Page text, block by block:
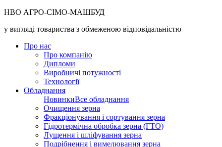
НВО АГРО-СІМО-МАШБУД
у вигляді товариства з обмеженою відповідальністю
Про нас
Про компанію
Дипломи
Виробничі потужності
Технології
Обладнання
НовинкиВсе обладнання
Очищення зерна
Фракціонування і сортування зерна
Гідротермічна обробка зерна (ГТО)
Лущення і шліфування зерна
Подрібнення і вимелювання зерна